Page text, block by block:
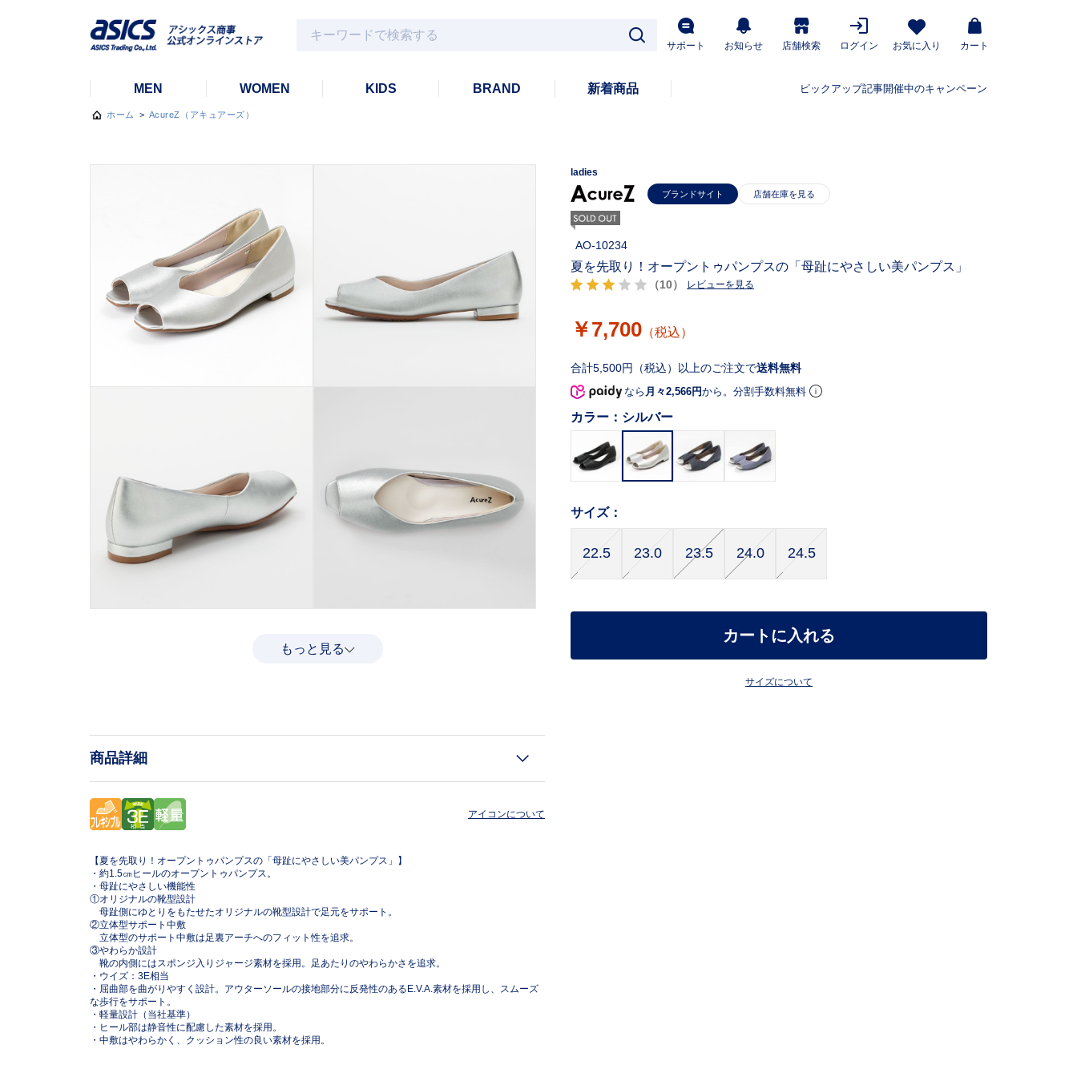
サポート お知らせ 店舗検索 ログイン お気に入り カート
MEN WOMEN KIDS BRAND 新着商品 ピックアップ記事開催中のキャンペーン
ホーム > AcureZ（アキュアーズ）
もっと見る
商品詳細
アイコンについて
【夏を先取り！オープントゥパンプスの「母趾にやさしい美パンプス」】
・約1.5㎝ヒールのオープントゥパンプス。
・母趾にやさしい機能性
①オリジナルの靴型設計
母趾側にゆとりをもたせたオリジナルの靴型設計で足元をサポート。
②立体型サポート中敷
立体型のサポート中敷は足裏アーチへのフィット性を追求。
③やわらか設計
靴の内側にはスポンジ入りジャージ素材を採用。足あたりのやわらかさを追求。
・ウイズ：3E相当
・屈曲部を曲がりやすく設計。アウターソールの接地部分に反発性のあるE.V.A.素材を採用し、スムーズ
な歩行をサポート。
・軽量設計（当社基準）
・ヒール部は静音性に配慮した素材を採用。
・中敷はやわらかく、クッション性の良い素材を採用。
ladies
ブランドサイト
AO-10234
（10） レビューを見る
夏を先取り！オープントゥパンプスの「母趾にやさしい美パンプス」
￥7,700 （税込）
合計5,500円（税込）以上のご注文で送料無料
なら 月々2,566円から。分割手数料無料
カラー： シルバー
サイズ：
22.5 23.0 23.5 24.0 24.5
カートに入れる
サイズについて